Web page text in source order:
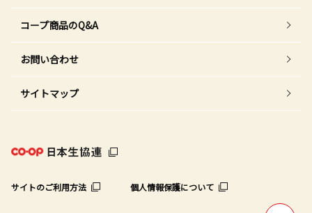
コープ商品のQ&A
お問い合わせ
サイトマップ
サイトのご利用方法 個人情報保護について